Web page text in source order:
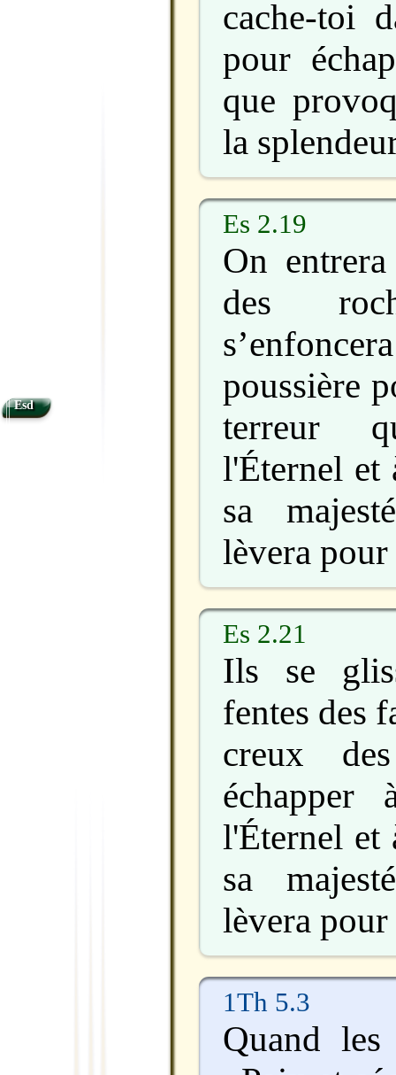
cache-toi
pour
que
la
Es 2.19
On
des
poussière
terreur
l'Éternel et
sa
lèvera
Es 2.21
Ils se
fentes des
creux
l'Éternel et
sa
lèvera
1Th 5.3
Quand
Esd